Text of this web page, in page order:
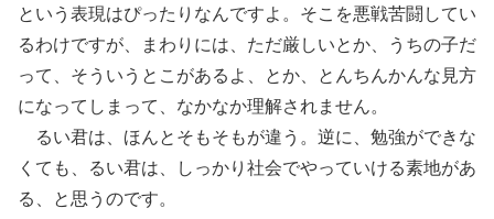
という表現はぴったりなんですよ。そこを悪戦苦闘してい
るわけですが、まわりには、ただ厳しいとか、うちの子だ
って、そういうとこがあるよ、とか、とんちんかんな見方
になってしまって、なかなか理解されません。
るい君は、ほんとそもそもが違う。逆に、勉強ができな
くても、るい君は、しっかり社会でやっていける素地があ
る、と思うのです。